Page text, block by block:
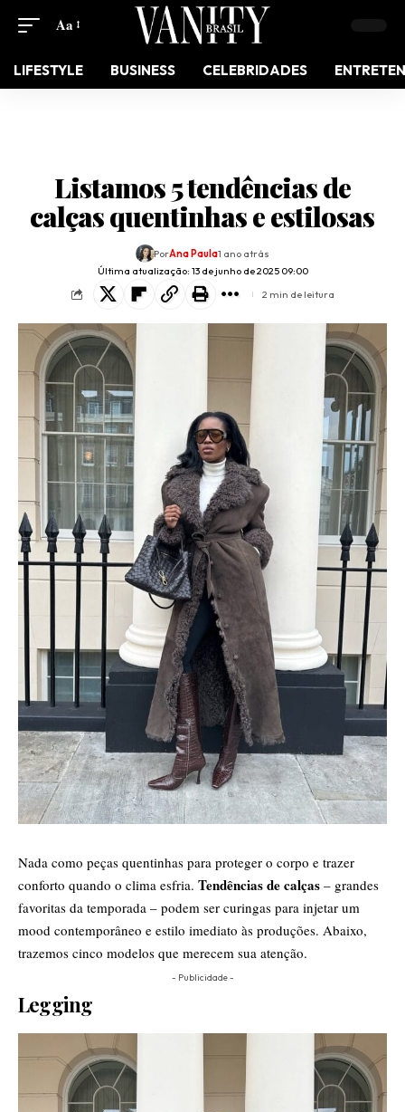
Aa
LIFESTYLE BUSINESS CELEBRIDADES
Listamos 5 tendências de
calças quentinhas e estilosas
Última atualização: 13 de junho de 2025 09:00
PorAna Paula1 ano atrás
2 min de leitura
Nada como peças quentinhas para proteger o corpo e trazer
conforto quando o clima esfria. Tendências de calças – grandes
favoritas da temporada – podem ser curingas para injetar um
mood contemporâneo e estilo imediato às produções. Abaixo,
trazemos cinco modelos que merecem sua atenção.
- Publicidade -
Legging